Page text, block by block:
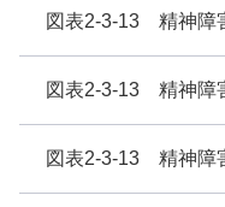
図表2-3-13 精神障
図表2-3-13 精神障
図表2-3-13 精神障